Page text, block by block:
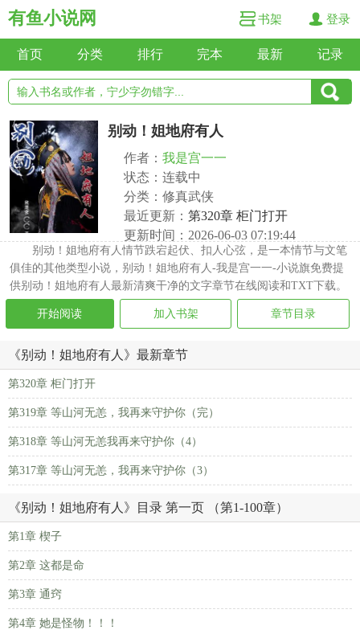
有鱼小说网 书架 登录
首页 分类 排行 完本 最新 记录
别动！姐地府有人
作者： 我是宫一一
状态：连载中
分类：修真武侠
最近更新： 第320章 柜门打开
更新时间：2026-06-03 07:19:44
别动！姐地府有人情节跌宕起伏、扣人心弦，是一本情节与文笔
俱佳的其他类型小说，别动！姐地府有人-我是宫一一-小说旗免费提
供别动！姐地府有人最新清爽干净的文字章节在线阅读和TXT下载。
开始阅读 加入书架 章节目录
《别动！姐地府有人》最新章节
第320章 柜门打开
第319章 等山河无恙，我再来守护你（完）
第318章 等山河无恙我再来守护你（4）
第317章 等山河无恙，我再来守护你（3）
《别动！姐地府有人》目录 第一页 （第1-100章）
第1章 楔子
第2章 这都是命
第3章 通窍
第4章 她是怪物！！！